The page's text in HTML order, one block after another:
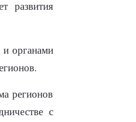
развития
и органами
регионов
с